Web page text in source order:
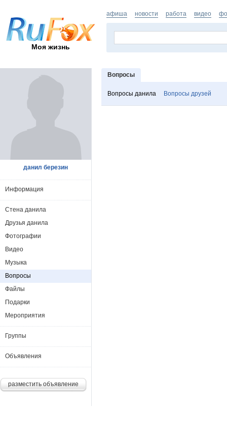
Моя жизнь
афиша новости работа видео
Вопросы
Вопросы данила Вопросы друзей
данил березин
Информация
Стена данила
Друзья данила
Фотографии
Видео
Музыка
Вопросы
Файлы
Подарки
Мероприятия
Группы
Объявления
разместить объявление